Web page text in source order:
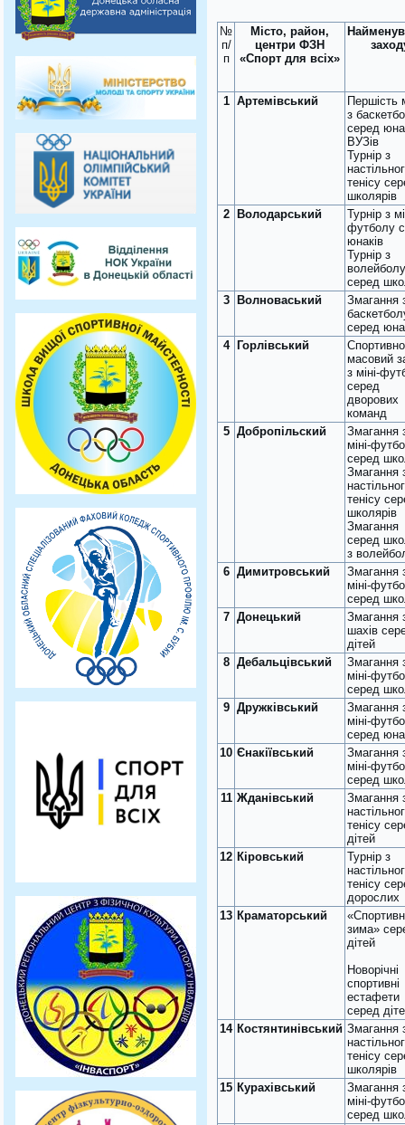
№
п/
п
Місто, район,
центри ФЗН
«Спорт для всіх»
1 Артемівський
Першість
з
серед
ВУЗів
Турнір з
тенісу
школярів
2
Володарський
Турнір з
футболу
юнаків
Турнір з
волейболу
серед
3
Волноваський
Змагання
серед
4
Горлівський
масовий
з міні-
серед
дворових
команд
5 Добропільский
Змагання
міні-
серед
Змагання
тенісу
школярів
Змагання
серед
з
6 Димитровський
Змагання
міні-
серед
7 Донецький
Змагання
шахів
дітей
8 Дебальцівський
Змагання
міні-
серед
9 Дружківський
Змагання
міні-
серед
10 Єнакіївський
Змагання
міні-
серед
11 Жданівський
Змагання
тенісу
дітей
12 Кіровський
Турнір з
тенісу
дорослих
13 Краматорський
зима»
дітей
Новорічні
спортивні
естафети
серед
14 Костянтинівський Змагання
тенісу
школярів
15 Курахівський
Змагання
міні-
серед